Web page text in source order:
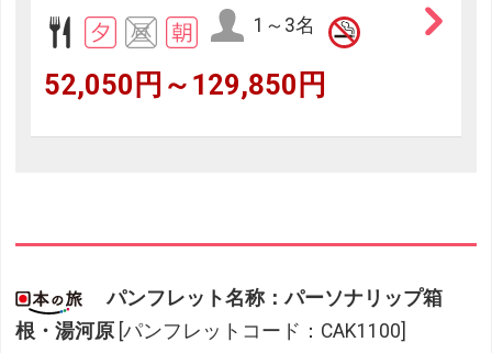
1～3名
52,050円～129,850円
パンフレット名称：パーソナリップ箱
根・湯河原 [パンフレットコード：CAK1100]